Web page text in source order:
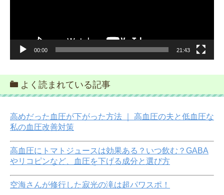
00:00 21:43
よく読まれている記事
高めだった血圧が下がった方法 ｜ 高血圧の夫と低血圧な
私の血圧改善対策
高血圧にトマトジュースは効果ある？いつ飲む？GABA
やリコピンなど、血圧を下げる成分と選び方
空海さんが修行した寂光の滝は超パワスポ！